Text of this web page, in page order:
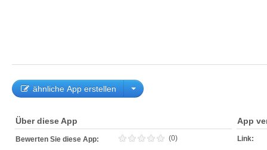
ähnliche App erstellen
Über diese App
Bewerten Sie diese App: (0)
App
Link: